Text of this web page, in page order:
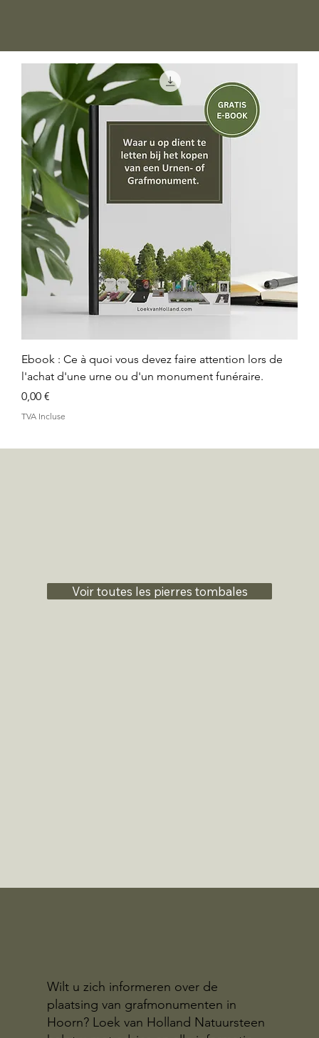
Ebook : Ce à quoi vous devez faire attention lors de
l'achat d'une urne ou d'un monument funéraire.
Prix
0,00 €
TVA Incluse
Voir toutes les pierres tombales
Wilt u zich informeren over de
plaatsing van grafmonumenten in
Hoorn? Loek van Holland Natuursteen